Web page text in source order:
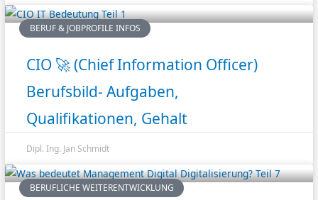
BERUF & JOBPROFILE INFOS
CIO 🚀 (Chief Information Officer)
Berufsbild- Aufgaben,
Qualifikationen, Gehalt
Dipl. Ing. Jan Schmidt
BERUFLICHE WEITERENTWICKLUNG